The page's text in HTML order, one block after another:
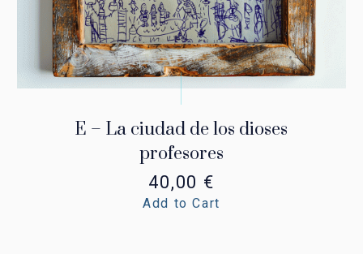
E – La ciudad de los dioses
profesores
40,00 €
Add to Cart